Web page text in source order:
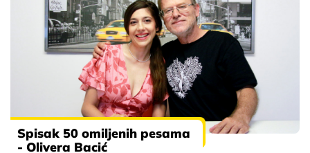
Spisak 50 omiljenih pesama
- Olivera Bacić